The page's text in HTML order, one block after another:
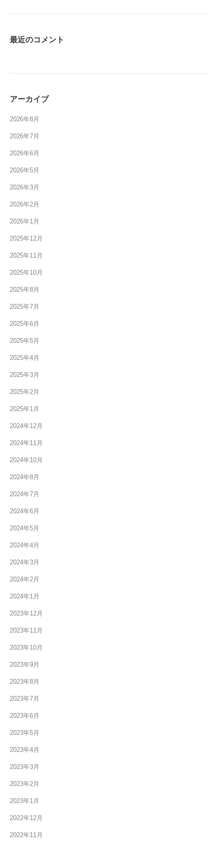
最近のコメント
アーカイブ
2026年8月
2026年7月
2026年6月
2026年5月
2026年3月
2026年2月
2026年1月
2025年12月
2025年11月
2025年10月
2025年8月
2025年7月
2025年6月
2025年5月
2025年4月
2025年3月
2025年2月
2025年1月
2024年12月
2024年11月
2024年10月
2024年8月
2024年7月
2024年6月
2024年5月
2024年4月
2024年3月
2024年2月
2024年1月
2023年12月
2023年11月
2023年10月
2023年9月
2023年8月
2023年7月
2023年6月
2023年5月
2023年4月
2023年3月
2023年2月
2023年1月
2022年12月
2022年11月